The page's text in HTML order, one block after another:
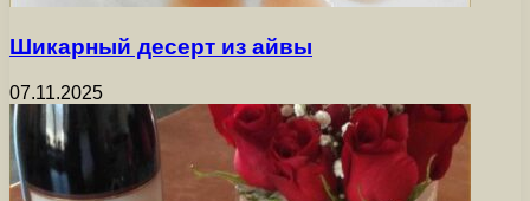
Шикарный десерт из айвы
07.11.2025